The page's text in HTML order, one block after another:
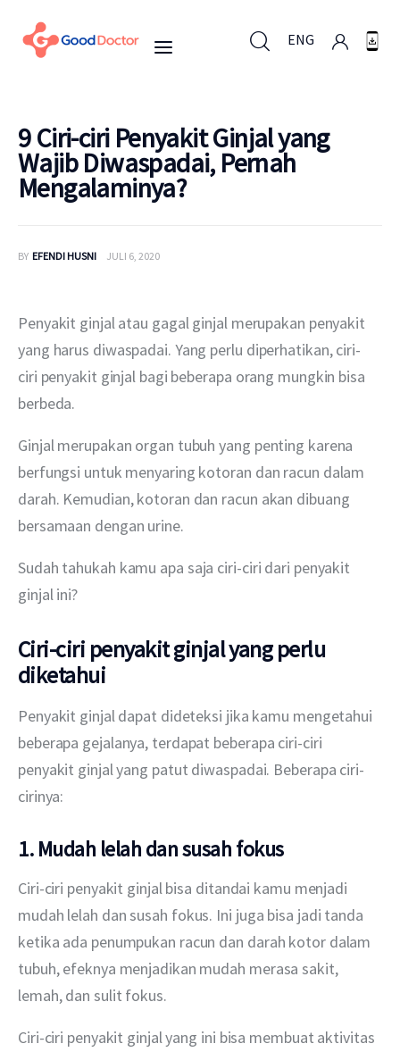
ENG
Untuk Bisnis
Berita
Layanan
9 Ciri-ciri Penyakit Ginjal yang
Wajib Diwaspadai, Pernah
Mengalaminya?
BY EFENDI HUSNI JULI 6, 2020
Penyakit ginjal atau gagal ginjal merupakan penyakit
yang harus diwaspadai. Yang perlu diperhatikan, ciri-
ciri penyakit ginjal bagi beberapa orang mungkin bisa
berbeda.
Ginjal merupakan organ tubuh yang penting karena
berfungsi untuk menyaring kotoran dan racun dalam
darah. Kemudian, kotoran dan racun akan dibuang
bersamaan dengan urine.
Sudah tahukah kamu apa saja ciri-ciri dari penyakit
ginjal ini?
Ciri-ciri penyakit ginjal yang perlu
diketahui
Penyakit ginjal dapat dideteksi jika kamu mengetahui
beberapa gejalanya, terdapat beberapa ciri-ciri
penyakit ginjal yang patut diwaspadai. Beberapa ciri-
cirinya:
1. Mudah lelah dan susah fokus
Ciri-ciri penyakit ginjal bisa ditandai kamu menjadi
mudah lelah dan susah fokus. Ini juga bisa jadi tanda
ketika ada penumpukan racun dan darah kotor dalam
tubuh, efeknya menjadikan mudah merasa sakit,
lemah, dan sulit fokus.
Ciri-ciri penyakit ginjal yang ini bisa membuat aktivitas